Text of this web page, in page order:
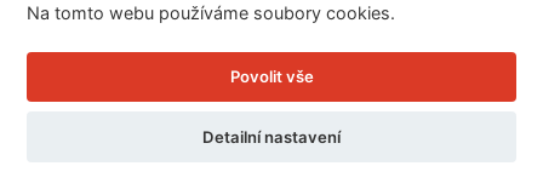
Na tomto webu používáme soubory cookies.
Povolit vše
Detailní nastavení